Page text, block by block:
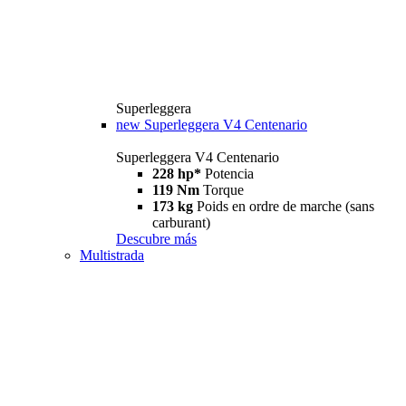
Superleggera
new Superleggera V4 Centenario
Superleggera V4 Centenario
228 hp* Potencia
119 Nm Torque
173 kg Poids en ordre de marche (sans
carburant)
Descubre más
Multistrada